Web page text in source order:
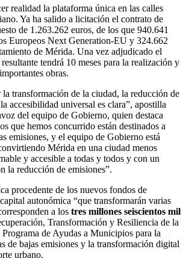
realidad la plataforma única en las calles
Ya ha salido a licitación el contrato de
de 1.263.262 euros, de los que 940.641
Europeos Next Generation-EU y 324.662
de Mérida. Una vez adjudicado el
tendrá 10 meses para la realización y
obras.
la transformación de la ciudad, la reducción de
accesibilidad universal es clara”, apostilla
del equipo de Gobierno, quien destaca
que hemos concurrido están destinados a
emisiones, y el equipo de Gobierno está
Mérida en una ciudad menos
y accesible a todas y todos y con un
la reducción de emisiones”.
procedente de los nuevos fondos de
autonómica “que transformarán varias
a los tres millones seiscientos mil
Transformación y Resiliencia de la
de Ayudas a Municipios para la
de bajas emisiones y la transformación digital
urbano.